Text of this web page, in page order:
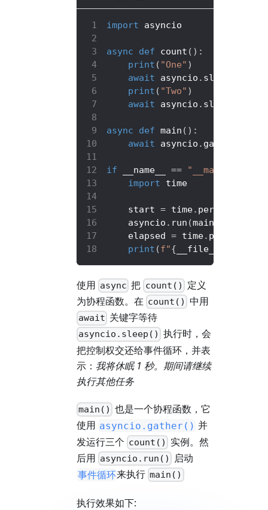
import asyncio
async def count ( ) :
print ( "One" )
await asyncio . sleep
print ( "Two" )
await asyncio . sleep
async def main ( ) :
await asyncio . gather
if __name__ == "__main__"
import time
    start
= time. perf_counter
    asyncio
. run (main
    elapsed
= time.
print (f"{ __file__
使用 async 把 count() 定义
为协程函数。在 count() 中用
await 关键字等待
asyncio.sleep() 执行时，会
把控制权交还给事件循环，并表
示： 我将休眠 1 秒。期间请继续
执行其他任务
main() 也是一个协程函数，它
使用 asyncio.gather() 并
发运行三个 count()
实例。然
后用 asyncio.run() 启动
事件循环来执行main()
执行效果如下: